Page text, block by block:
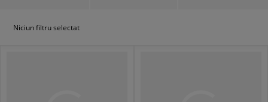
Niciun filtru selectat